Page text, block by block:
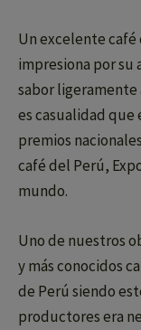
Un excelente
impresiona por
sabor ligeramente
es casualidad que
premios
café del Perú,
mundo.
Uno de nuestros
y más conocidos
de Perú siendo
productores era